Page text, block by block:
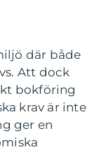
där både
Att dock
bokföring
krav är inte
ger en